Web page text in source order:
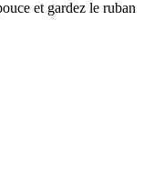
et gardez le ruban